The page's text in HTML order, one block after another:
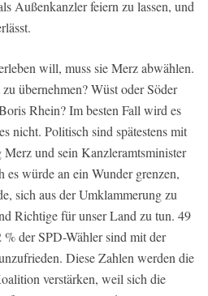
Außenkanzler feiern zu lassen, und
will, muss sie Merz abwählen.
übernehmen? Wüst oder Söder
Rhein? Im besten Fall wird es
nicht. Politisch sind spätestens mit
und sein Kanzleramtsminister
würde an ein Wunder grenzen,
sich aus der Umklammerung zu
Richtige für unser Land zu tun. 49
der SPD-Wähler sind mit der
Diese Zahlen werden die
verstärken, weil sich die